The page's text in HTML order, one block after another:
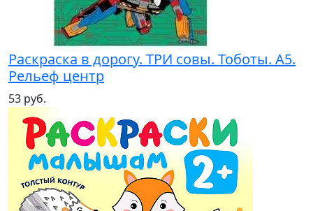
Раскраска в дорогу. ТРИ совы. Тоботы. А5.
Рельеф центр
53 руб.